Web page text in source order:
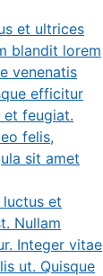
et ultrices
blandit lorem
venenatis
efficitur
et feugiat.
felis,
sit amet
luctus et
Nullam
Integer vitae
ut. Quisque